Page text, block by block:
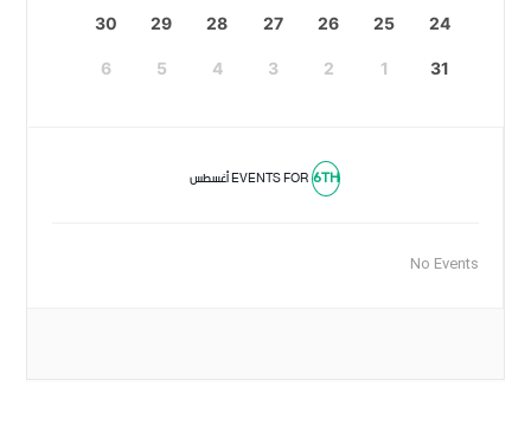
24
25
26
27
28
29
30
31
1
2
3
4
5
6
EVENTS FOR6TH أغسطس
No Events